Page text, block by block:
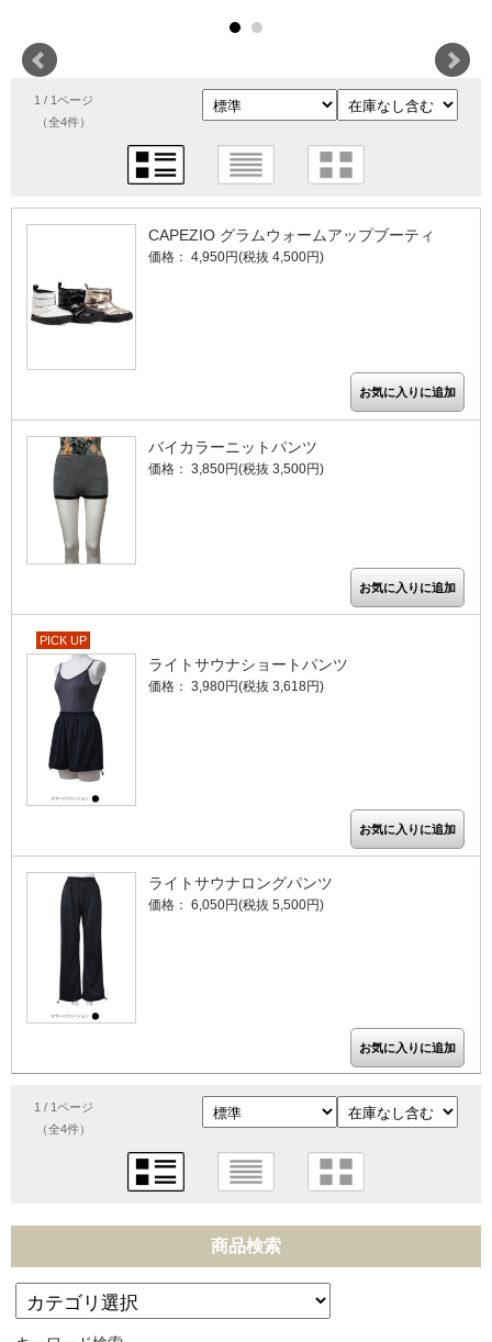
1 / 1ページ
（全4件）
CAPEZIO グラムウォームアップブーティ
価格： 4,950円(税抜 4,500円)
バイカラーニットパンツ
価格： 3,850円(税抜 3,500円)
PICK UP
ライトサウナショートパンツ
価格： 3,980円(税抜 3,618円)
ライトサウナロングパンツ
価格： 6,050円(税抜 5,500円)
1 / 1ページ
（全4件）
商品検索